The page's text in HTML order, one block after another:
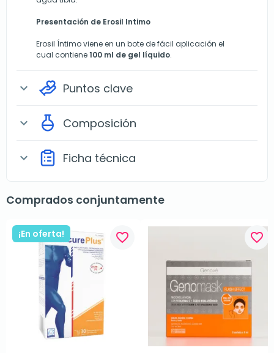
Presentación de Erosil Intimo
Erosil Íntimo viene en un bote de fácil aplicación el
cual contiene100 ml de gel líquido.
expand_more Puntos clave
expand_more Composición
expand_more Ficha técnica
Comprados conjuntamente
¡En oferta! favorite_border favorite_border